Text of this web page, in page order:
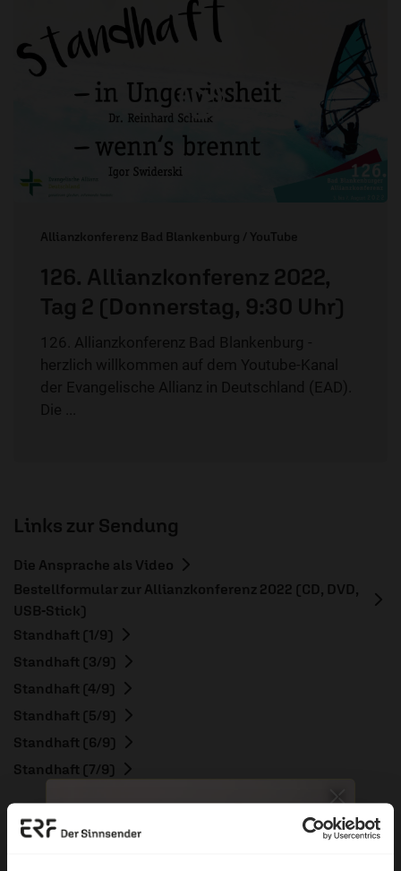
Allianzkonferenz Bad Blankenburg / YouTube
126. Allianzkonferenz 2022,
Tag 2 (Donnerstag, 9:30 Uhr)
126. Allianzkonferenz Bad Blankenburg -
herzlich willkommen auf dem Youtube-Kanal
der Evangelische Allianz in Deutschland (EAD).
Die ...
Links zur Sendung
Die Ansprache als Video
Bestellformular zur Allianzkonferenz 2022 (CD, DVD,
USB-Stick)
Standhaft (1/9)
Standhaft (3/9)
Standhaft (4/9)
Standhaft (5/9)
Standhaft (6/9)
Standhaft (7/9)
Dossier zum Thema: „Mut“